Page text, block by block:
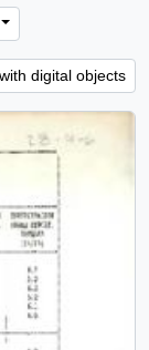
digital objects